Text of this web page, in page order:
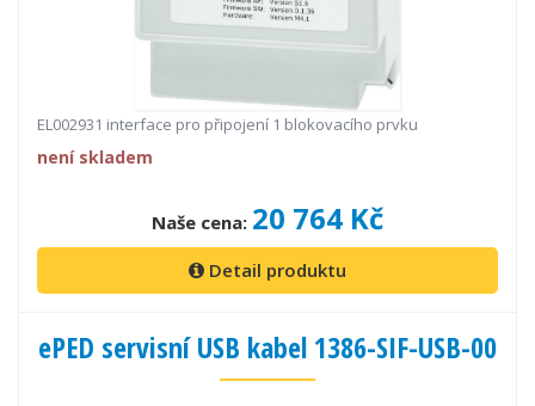
EL002931 interface pro připojení 1 blokovacího prvku
není skladem
Naše cena: 20 764 Kč
Detail produktu
ePED servisní USB kabel 1386-SIF-USB-00